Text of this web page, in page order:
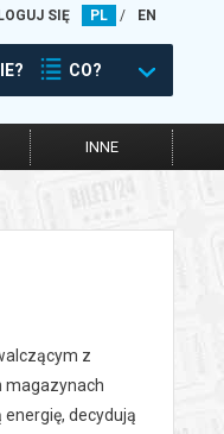
SIĘ PL / EN
CO?
INNE
z
magazynach
decydują